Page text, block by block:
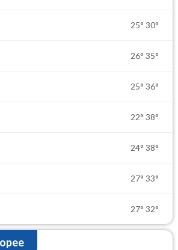
25° 30°
26° 35°
25° 36°
22° 38°
24° 38°
27° 33°
27° 32°